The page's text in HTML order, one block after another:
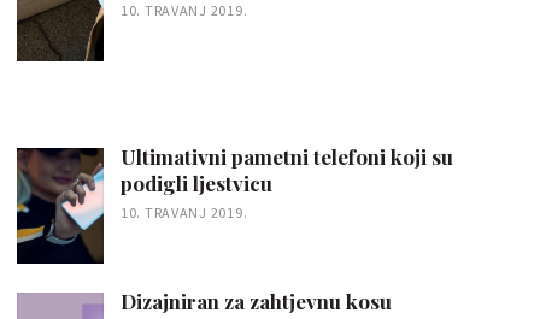
10. TRAVANJ 2019.
Ultimativni pametni telefoni koji su
podigli ljestvicu
10. TRAVANJ 2019.
Dizajniran za zahtjevnu kosu